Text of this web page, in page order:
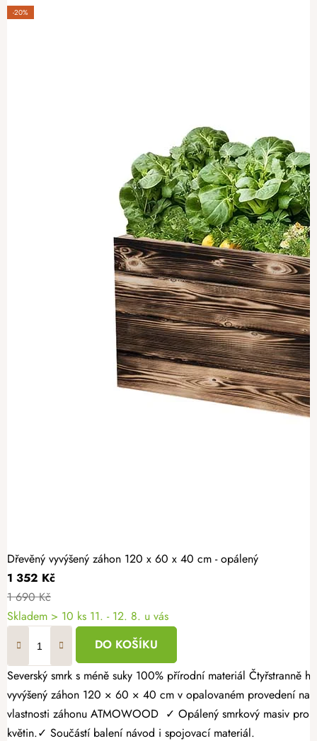
-20%
Dřevěný vyvýšený záhon 120 x 60 x 40 cm - opálený
1 352 Kč
1 690 Kč
Skladem > 10 ks 11. - 12. 8. u vás
DO KOŠÍKU
Severský smrk s méně suky 100% přírodní materiál Čtyřstranně hoblovaný masiv Vypěstujte si čerstvé bylinky, zeleninu nebo jahody v záhonu, který spojuje přírodní vzhled s dlouhou životností. Dřevěný
vyvýšený záhon 120 × 60 × 40 cm v opalovaném provedení
vlastnosti záhonu ATMOWOOD ✓ Opálený smrkový masiv
květin.✓ Součástí balení návod i spojovací materiál.